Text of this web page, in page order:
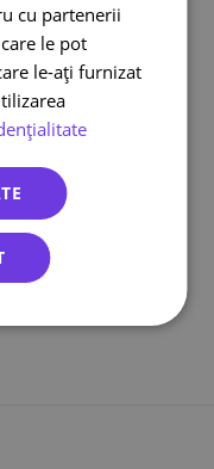
cu partenerii
le pot
le-ați furnizat